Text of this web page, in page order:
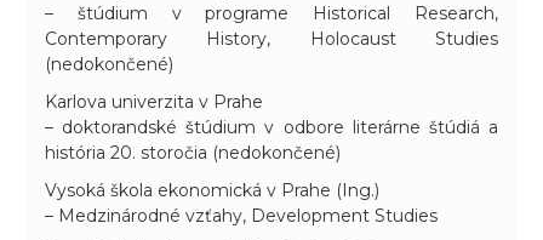
– štúdium v programe Historical Research,
Contemporary History, Holocaust Studies
(nedokončené)
Karlova univerzita v Prahe
– doktorandské štúdium v odbore literárne štúdiá a
história 20. storočia (nedokončené)
Vysoká škola ekonomická v Prahe (Ing.)
– Medzinárodné vzťahy, Development Studies